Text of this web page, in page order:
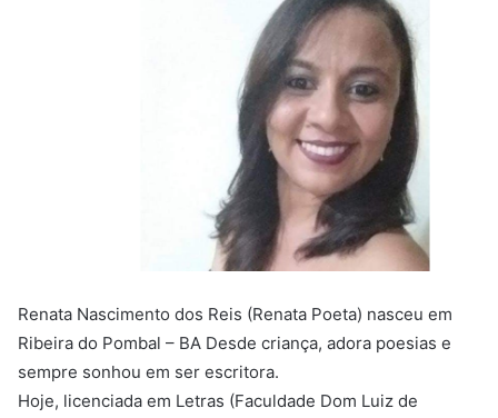
Renata Nascimento dos Reis (Renata Poeta) nasceu em
Ribeira do Pombal – BA Desde criança, adora poesias e
sempre sonhou em ser escritora.
Hoje, licenciada em Letras (Faculdade Dom Luiz de